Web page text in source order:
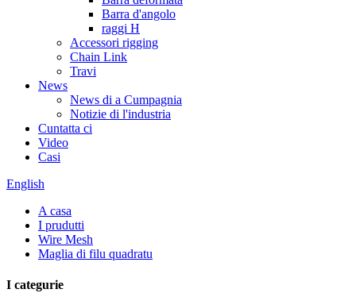
Barra d'angolo
raggi H
Accessori rigging
Chain Link
Travi
News
News di a Cumpagnia
Notizie di l'industria
Cuntatta ci
Video
Casi
English
A casa
I prudutti
Wire Mesh
Maglia di filu quadratu
I categurie